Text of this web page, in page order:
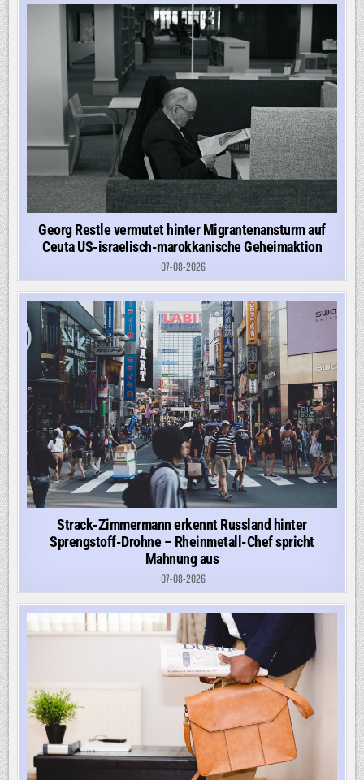
Georg Restle vermutet hinter Migrantenansturm auf
Ceuta US-israelisch-marokkanische Geheimaktion
07-08-2026
Strack-Zimmermann erkennt Russland hinter
Sprengstoff-Drohne – Rheinmetall-Chef spricht
Mahnung aus
07-08-2026